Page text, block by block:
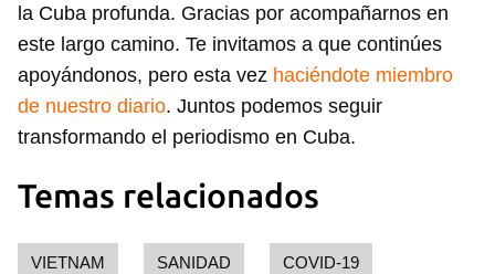
Guardar como favorito
Para poder guardar como favorito, primero has de
iniciar sesión con tu cuenta de 14ymedio.
INICIAR SESIÓN
la Cuba profunda. Gracias por acompañarnos en
este largo camino. Te invitamos a que continúes
apoyándonos, pero esta vez haciéndote miembro
de nuestro diario. Juntos podemos seguir
transformando el periodismo en Cuba.
Temas relacionados
VIETNAM SANIDAD COVID-19